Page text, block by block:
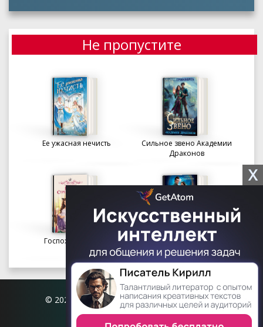
Не пропустите
Ее ужасная нечисть
Сильное звено Академии
Драконов
Госпожа портниха
Осколки вечности в
Академии Судьбы
© 2026 Книгофил.орг | contact@knigofil.org
X